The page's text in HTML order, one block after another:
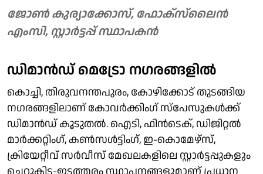
ജോണ്‍ കുര്യാക്കോസ്, ഫോക്‌സ്‌ലൈന്‍
എംസി, സ്റ്റാര്‍ട്ടപ്പ് സ്ഥാപകന്‍
ഡിമാന്‍ഡ് മെട്രോ നഗരങ്ങളില്‍
കൊച്ചി, തിരുവനന്തപുരം, കോഴിക്കോട് തുടങ്ങിയ
നഗരങ്ങളിലാണ് കോവര്‍ക്കിംഗ് സ്‌പേസുകള്‍ക്ക്
ഡിമാന്‍ഡ് കൂടുതല്‍. ഐടി, ഫിന്‍ടെക്, ഡിജിറ്റല്‍
മാര്‍ക്കറ്റിംഗ്, കണ്‍സള്‍ട്ടിംഗ്, ഇ-കൊമേഴ്സ്,
ക്രിയേറ്റീവ് സര്‍വീസ് മേഖലകളിലെ സ്റ്റാര്‍ട്ടപ്പുകളും